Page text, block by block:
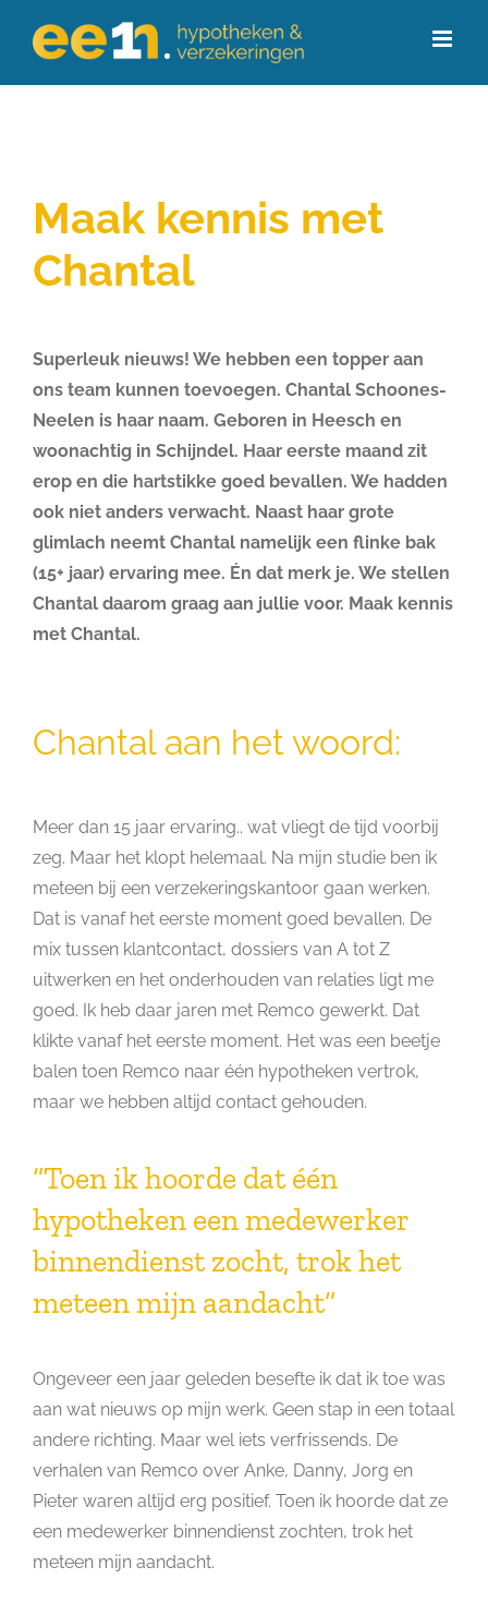
naar
Maak kennis met
Chantal
Superleuk nieuws! We hebben een topper aan
ons team kunnen toevoegen. Chantal Schoones-
Neelen is haar naam. Geboren in Heesch en
woonachtig in Schijndel. Haar eerste maand zit
erop en die hartstikke goed bevallen. We hadden
ook niet anders verwacht. Naast haar grote
glimlach neemt Chantal namelijk een flinke bak
(15+ jaar) ervaring mee. Én dat merk je. We stellen
Chantal daarom graag aan jullie voor. Maak kennis
met Chantal.
Chantal aan het woord:
Meer dan 15 jaar ervaring.. wat vliegt de tijd voorbij
zeg. Maar het klopt helemaal. Na mijn studie ben ik
meteen bij een verzekeringskantoor gaan werken.
Dat is vanaf het eerste moment goed bevallen. De
mix tussen klantcontact, dossiers van A tot Z
uitwerken en het onderhouden van relaties ligt me
goed. Ik heb daar jaren met Remco gewerkt. Dat
klikte vanaf het eerste moment. Het was een beetje
balen toen Remco naar één hypotheken vertrok,
maar we hebben altijd contact gehouden.
“Toen ik hoorde dat één
hypotheken een medewerker
binnendienst zocht, trok het
meteen mijn aandacht”
Ongeveer een jaar geleden besefte ik dat ik toe was
aan wat nieuws op mijn werk. Geen stap in een totaal
andere richting. Maar wel iets verfrissends. De
verhalen van Remco over Anke, Danny, Jorg en
Pieter waren altijd erg positief. Toen ik hoorde dat ze
een medewerker binnendienst zochten, trok het
meteen mijn aandacht.